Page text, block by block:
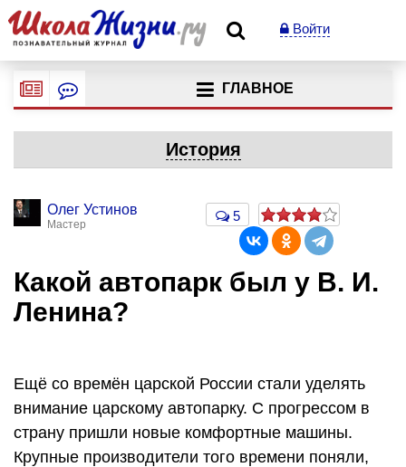
Войти
ГЛАВНОЕ
История
Олег Устинов
Мастер
5
Какой автопарк был у В. И.
Ленина?
Ещё со времён царской России стали уделять
внимание царскому автопарку. С прогрессом в
страну пришли новые комфортные машины.
Крупные производители того времени поняли,